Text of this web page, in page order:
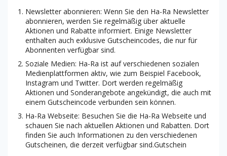
Newsletter abonnieren: Wenn Sie den Ha-Ra Newsletter
abonnieren, werden Sie regelmäßig über aktuelle
Aktionen und Rabatte informiert. Einige Newsletter
enthalten auch exklusive Gutscheincodes, die nur für
Abonnenten verfügbar sind.
Soziale Medien: Ha-Ra ist auf verschiedenen sozialen
Medienplattformen aktiv, wie zum Beispiel Facebook,
Instagram und Twitter. Dort werden regelmäßig
Aktionen und Sonderangebote angekündigt, die auch mit
einem Gutscheincode verbunden sein können.
Ha-Ra Webseite: Besuchen Sie die Ha-Ra Webseite und
schauen Sie nach aktuellen Aktionen und Rabatten. Dort
finden Sie auch Informationen zu den verschiedenen
Gutscheinen, die derzeit verfügbar sind.Gutschein